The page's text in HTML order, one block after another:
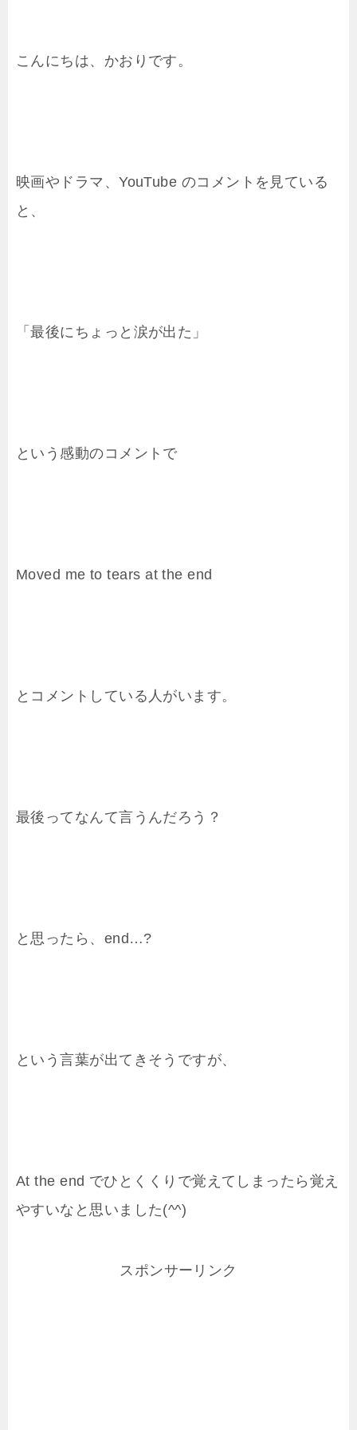
こんにちは、かおりです。
映画やドラマ、YouTube のコメントを見ている
と、
「最後にちょっと涙が出た」
という感動のコメントで
Moved me to tears at the end
とコメントしている人がいます。
最後ってなんて言うんだろう？
と思ったら、end…?
という言葉が出てきそうですが、
At the end でひとくくりで覚えてしまったら覚え
やすいなと思いました(^^)
スポンサーリンク